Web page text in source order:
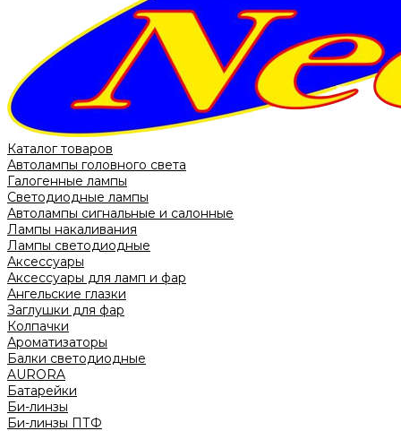
Каталог товаров
Автолампы головного света
Галогенные лампы
Светодиодные лампы
Автолампы сигнальные и салонные
Лампы накаливания
Лампы светодиодные
Аксессуары
Аксессуары для ламп и фар
Ангельские глазки
Заглушки для фар
Колпачки
Ароматизаторы
Балки светодиодные
AURORA
Батарейки
Би-линзы
Би-линзы ПТФ